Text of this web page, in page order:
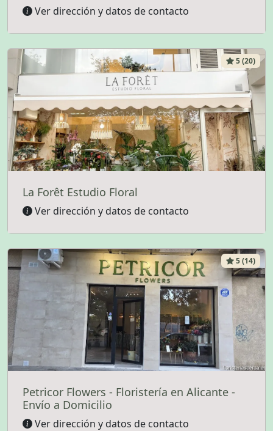
Ver dirección y datos de contacto
5 (20)
La Forêt Estudio Floral
Ver dirección y datos de contacto
5 (14)
Petricor Flowers - Floristería en Alicante -
Envío a Domicilio
Ver dirección y datos de contacto